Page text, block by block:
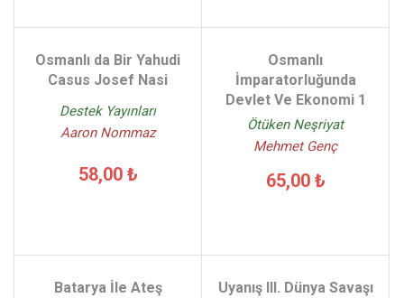
Osmanlı da Bir Yahudi
Casus Josef Nasi
Destek Yayınları
Aaron Nommaz
58,00 ₺
Osmanlı
İmparatorluğunda
Devlet Ve Ekonomi 1
Ötüken Neşriyat
Mehmet Genç
65,00 ₺
Batarya İle Ateş
Uyanış III. Dünya Savaşı